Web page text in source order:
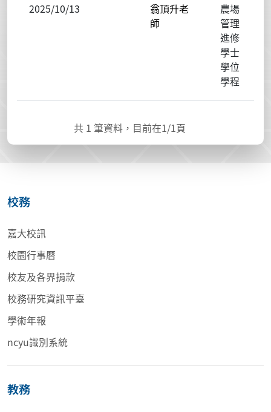
2025/10/13
翁頂升老
師
農場
管理
進修
學士
學位
學程
共 1 筆資料，目前在1/1頁
校務
嘉大校訊
校園行事曆
校友及各界捐款
校務研究資訊平臺
學術年報
ncyu識別系統
教務